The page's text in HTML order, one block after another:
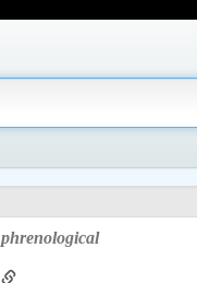
phrenological